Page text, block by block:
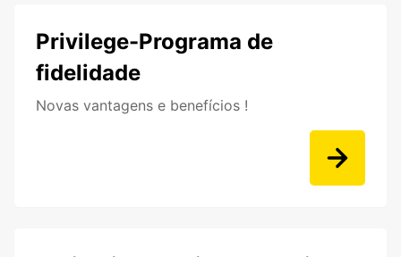
Privilege-Programa de
fidelidade
Novas vantagens e benefícios !